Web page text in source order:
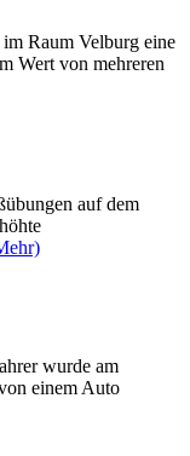
Raum Velburg eine
Wert von mehreren
auf dem
wurde am
einem Auto